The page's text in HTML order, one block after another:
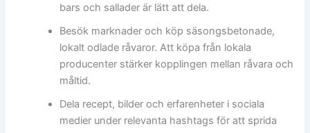
bars och sallader är lätt att dela.
Besök marknader och köp säsongsbetonade,
lokalt odlade råvaror. Att köpa från lokala
producenter stärker kopplingen mellan råvara och
måltid.
Dela recept, bilder och erfarenheter i sociala
medier under relevanta hashtags för att sprida